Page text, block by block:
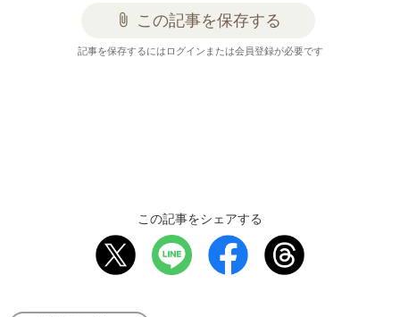
attach_file この記事を保存する
記事を保存するにはログインまたは会員登録が必要です
この記事をシェアする